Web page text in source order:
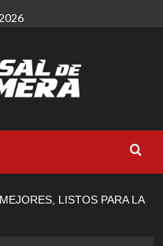
LISTOS PARA LA